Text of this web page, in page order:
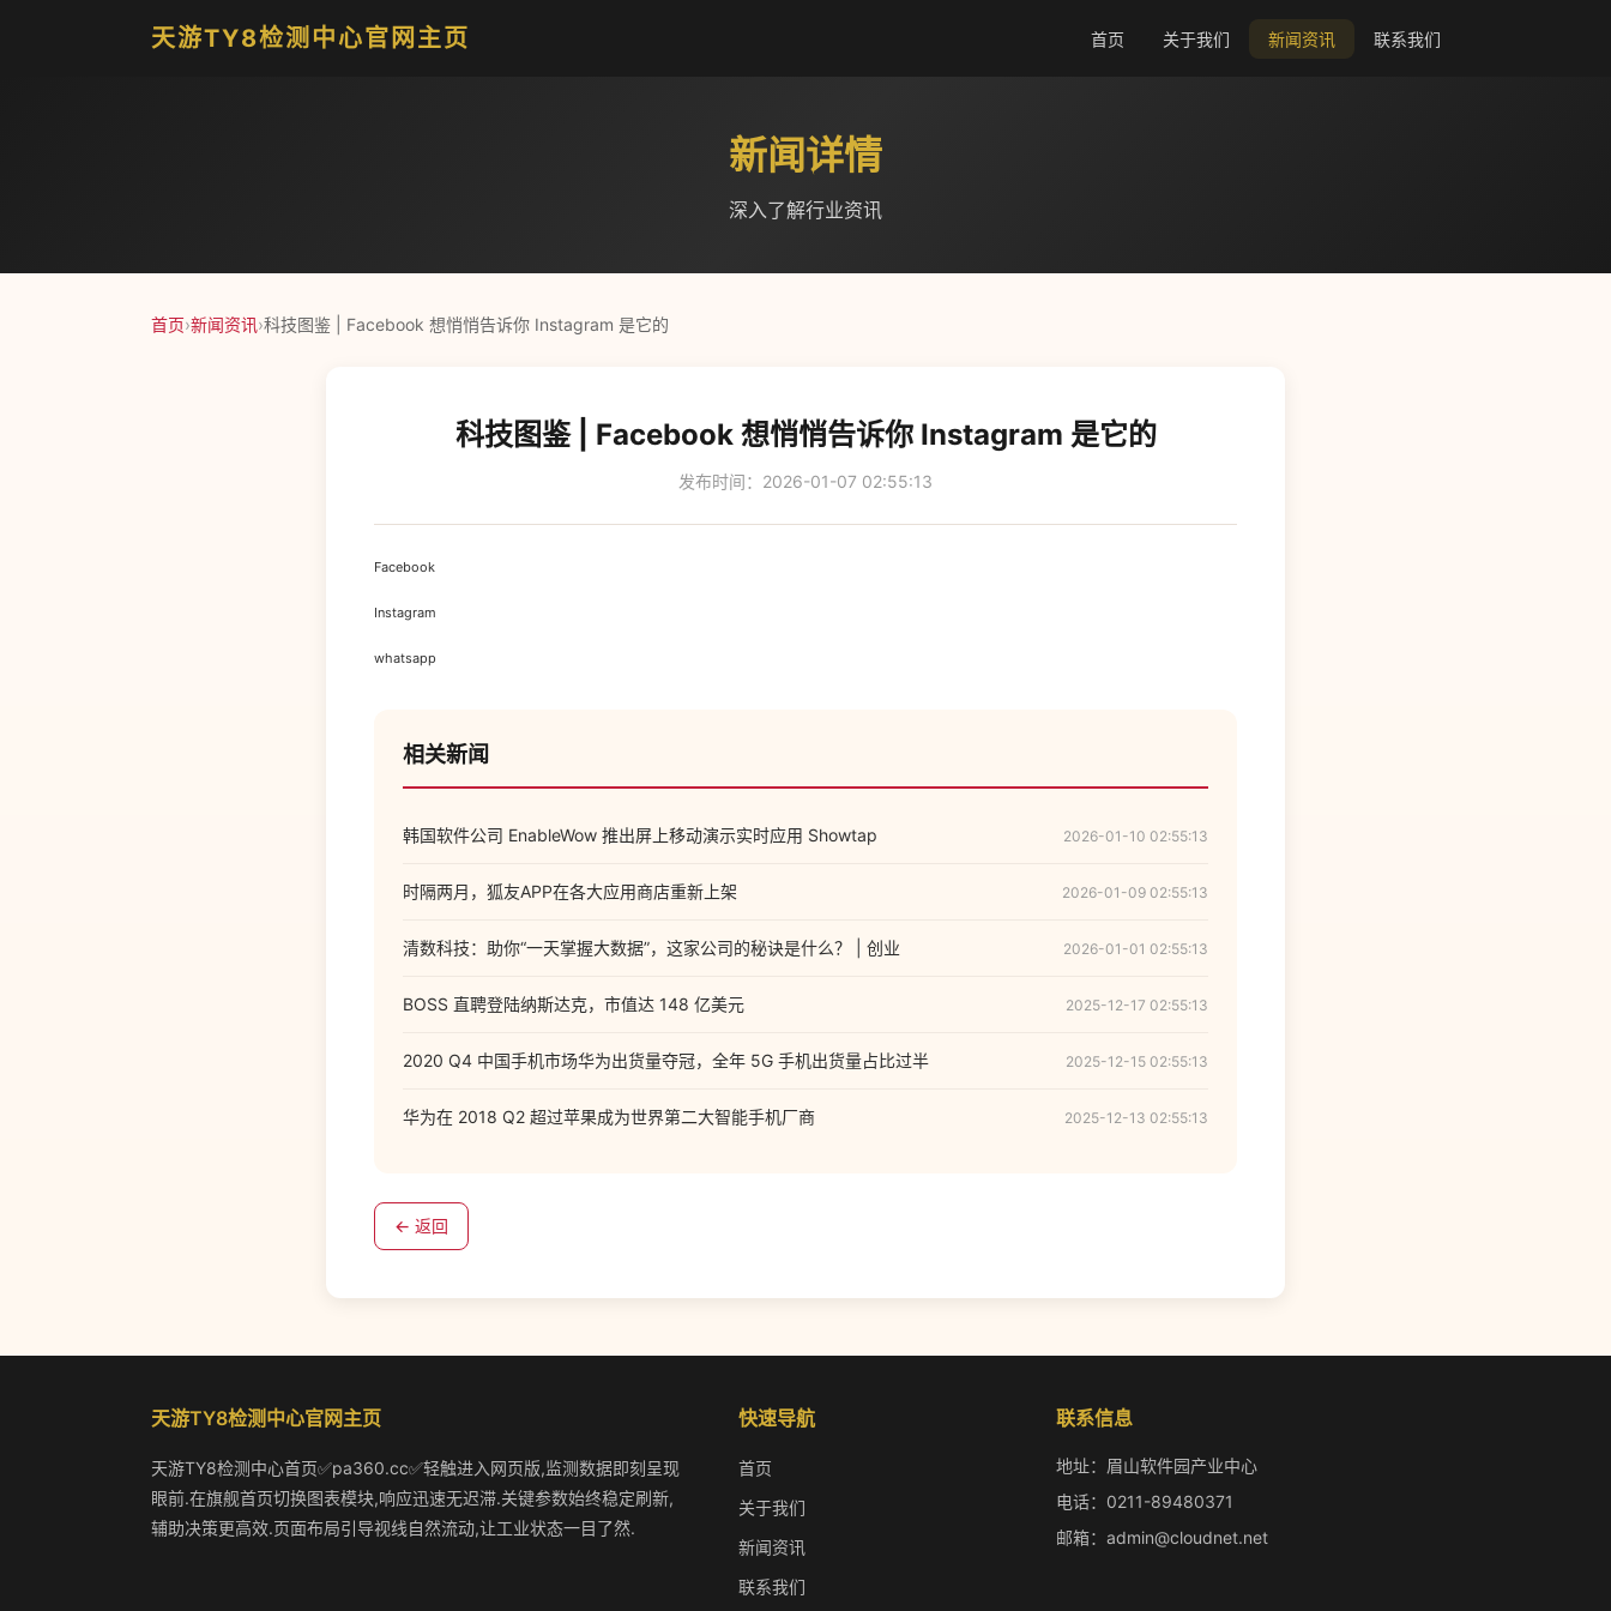
天游TY8检测中心官网主页 首页 关于我们 新闻资讯 联系我们
新闻详情
深入了解行业资讯
首页›新闻资讯›科技图鉴 | Facebook 想悄悄告诉你 Instagram 是它的
科技图鉴 | Facebook 想悄悄告诉你 Instagram 是它的
发布时间：2026-01-07 02:55:13
Facebook
Instagram
whatsapp
相关新闻
韩国软件公司 EnableWow 推出屏上移动演示实时应用 Showtap 2026-01-10 02:55:13
时隔两月，狐友APP在各大应用商店重新上架 2026-01-09 02:55:13
清数科技：助你“一天掌握大数据”，这家公司的秘诀是什么？ | 创业 2026-01-01 02:55:13
BOSS 直聘登陆纳斯达克，市值达 148 亿美元 2025-12-17 02:55:13
2020 Q4 中国手机市场华为出货量夺冠，全年 5G 手机出货量占比过半 2025-12-15 02:55:13
华为在 2018 Q2 超过苹果成为世界第二大智能手机厂商 2025-12-13 02:55:13
← 返回
天游TY8检测中心官网主页
天游TY8检测中心首页✅pa360.cc✅轻触进入网页版,监测数据即刻呈现
眼前.在旗舰首页切换图表模块,响应迅速无迟滞.关键参数始终稳定刷新,
辅助决策更高效.页面布局引导视线自然流动,让工业状态一目了然.
快速导航
首页
关于我们
新闻资讯
联系我们
联系信息
地址：眉山软件园产业中心
电话：0211-89480371
邮箱：admin@cloudnet.net